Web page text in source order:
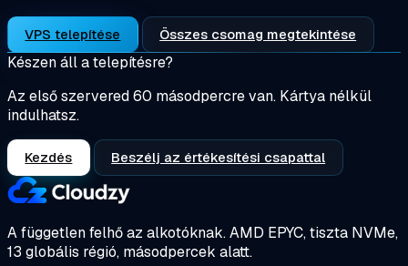
VPS telepítése Összes csomag megtekintése
Készen áll a telepítésre?
Az első szervered 60 másodpercre van. Kártya nélkül
indulhatsz.
Kezdés Beszélj az értékesítési csapattal
A független felhő az alkotóknak.AMD EPYC, tiszta NVMe,
13 globális régió, másodpercek alatt.